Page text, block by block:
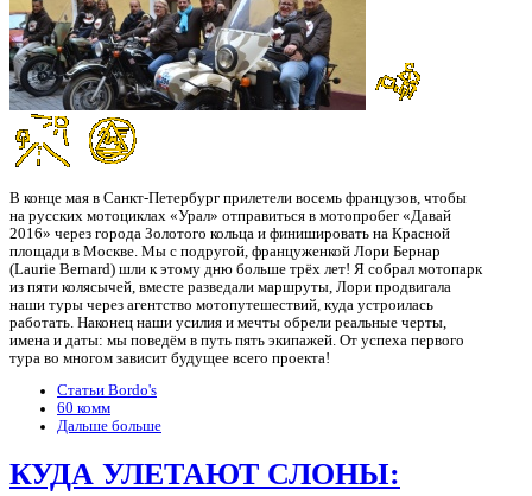
В конце мая в Санкт-Петербург прилетели восемь французов, чтобы
на русских мотоциклах «Урал» отправиться в мотопробег «Давай
2016» через города Золотого кольца и финишировать на Красной
площади в Москве. Мы с подругой, француженкой Лори Бернар
(Laurie Bernard) шли к этому дню больше трёх лет! Я собрал мотопарк
из пяти колясычей, вместе разведали маршруты, Лори продвигала
наши туры через агентство мотопутешествий, куда устроилась
работать. Наконец наши усилия и мечты обрели реальные черты,
имена и даты: мы поведём в путь пять экипажей. От успеха первого
тура во многом зависит будущее всего проекта!
Статьи Bordo's
60 комм
Дальше больше
КУДА УЛЕТАЮТ СЛОНЫ: